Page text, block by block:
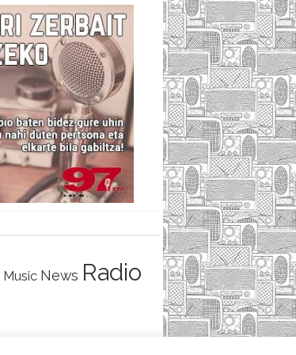
e
d
Music News Radio